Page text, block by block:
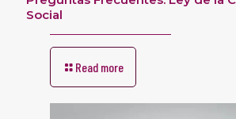
Social
Read more